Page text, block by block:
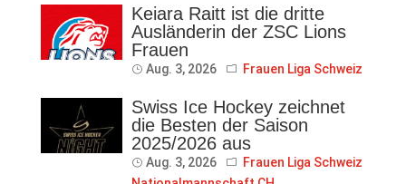
Keiara Raitt ist die dritte
Ausländerin der ZSC Lions
Frauen
Aug. 3, 2026 Frauen Liga Schweiz
Swiss Ice Hockey zeichnet
die Besten der Saison
2025/2026 aus
Aug. 3, 2026
Frauen Liga Schweiz